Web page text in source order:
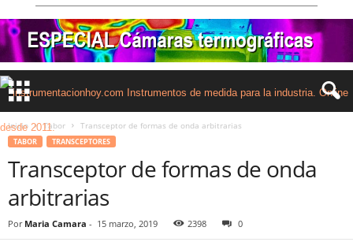
Inicio Tabor Transceptor de formas de onda arbitrarias
TABOR TRANSCEPTORES
Transceptor de formas de onda
arbitrarias
Por Maria Camara - 15 marzo, 2019 2398 0